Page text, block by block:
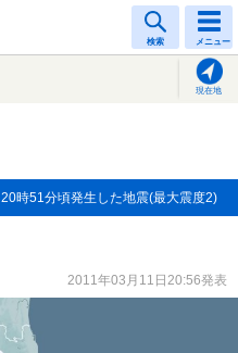
検索 メニュー
現在地
20時51分頃発生した地震(最大震度2)
2011年03月11日20:56発表